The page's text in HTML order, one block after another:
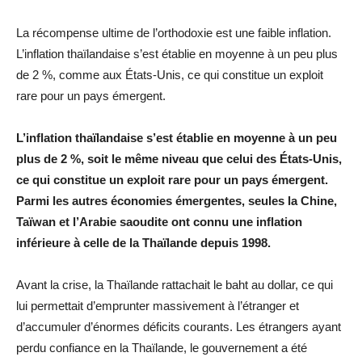
La récompense ultime de l’orthodoxie est une faible inflation.
L’inflation thaïlandaise s’est établie en moyenne à un peu plus
de 2 %, comme aux États-Unis, ce qui constitue un exploit
rare pour un pays émergent.
L’inflation thaïlandaise s’est établie en moyenne à un peu
plus de 2 %, soit le même niveau que celui des États-Unis,
ce qui constitue un exploit rare pour un pays émergent.
Parmi les autres économies émergentes, seules la Chine,
Taïwan et l’Arabie saoudite ont connu une inflation
inférieure à celle de la Thaïlande depuis 1998.
Avant la crise, la Thaïlande rattachait le baht au dollar, ce qui
lui permettait d’emprunter massivement à l’étranger et
d’accumuler d’énormes déficits courants. Les étrangers ayant
perdu confiance en la Thaïlande, le gouvernement a été